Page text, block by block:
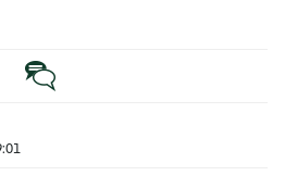
Temat zwyczajny